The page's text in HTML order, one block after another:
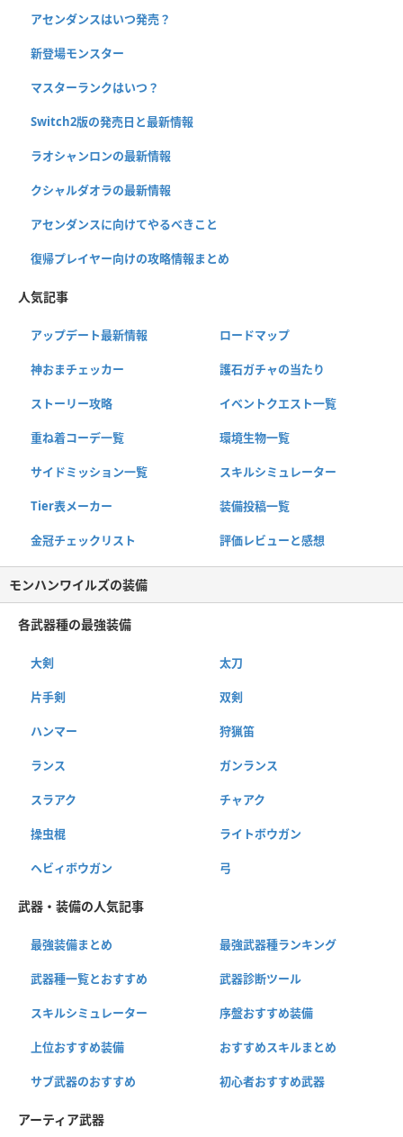
アセンダンスはいつ発売？
新登場モンスター
マスターランクはいつ？
Switch2版の発売日と最新情報
ラオシャンロンの最新情報
クシャルダオラの最新情報
アセンダンスに向けてやるべきこと
復帰プレイヤー向けの攻略情報まとめ
人気記事
アップデート最新情報 ロードマップ
神おまチェッカー 護石ガチャの当たり
ストーリー攻略 イベントクエスト一覧
重ね着コーデ一覧 環境生物一覧
サイドミッション一覧 スキルシミュレーター
Tier表メーカー 装備投稿一覧
金冠チェックリスト 評価レビューと感想
モンハンワイルズの装備
各武器種の最強装備
大剣 太刀
片手剣 双剣
ハンマー 狩猟笛
ランス ガンランス
スラアク チャアク
操虫棍 ライトボウガン
ヘビィボウガン 弓
武器・装備の人気記事
最強装備まとめ 最強武器種ランキング
武器種一覧とおすすめ 武器診断ツール
スキルシミュレーター 序盤おすすめ装備
上位おすすめ装備 おすすめスキルまとめ
サブ武器のおすすめ 初心者おすすめ武器
アーティア武器